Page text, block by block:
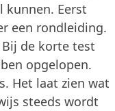
kunnen. Eerst
een rondleiding.
de korte test
opgelopen.
Het laat zien wat
steeds wordt